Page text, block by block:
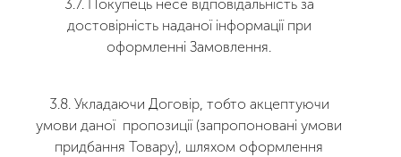
3.7. Покупець несе відповідальність за
достовірність наданої інформації при
оформленні Замовлення.
3.8. Укладаючи Договір, тобто акцептуючи
умови даної пропозиції (запропоновані умови
придбання Товару), шляхом оформлення